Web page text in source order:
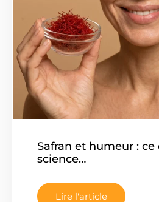
Safran et humeur : ce
science…
Lire l'article